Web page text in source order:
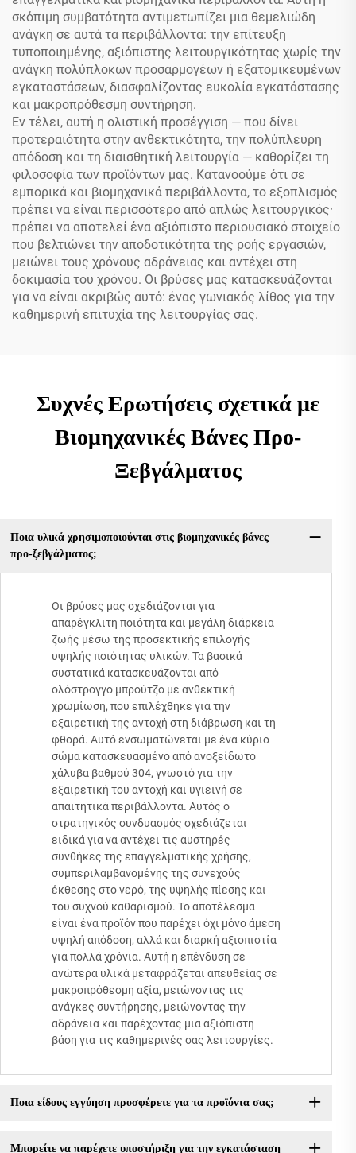
σκόπιμη συμβατότητα αντιμετωπίζει μια θεμελιώδη
ανάγκη σε αυτά τα περιβάλλοντα: την επίτευξη
τυποποιημένης, αξιόπιστης λειτουργικότητας χωρίς την
ανάγκη πολύπλοκων προσαρμογέων ή εξατομικευμένων
εγκαταστάσεων, διασφαλίζοντας ευκολία εγκατάστασης
και μακροπρόθεσμη συντήρηση.
Εν τέλει, αυτή η ολιστική προσέγγιση — που δίνει
προτεραιότητα στην ανθεκτικότητα, την πολύπλευρη
απόδοση και τη διαισθητική λειτουργία — καθορίζει τη
φιλοσοφία των προϊόντων μας. Κατανοούμε ότι σε
εμπορικά και βιομηχανικά περιβάλλοντα, το εξοπλισμός
πρέπει να είναι περισσότερο από απλώς λειτουργικός·
πρέπει να αποτελεί ένα αξιόπιστο περιουσιακό στοιχείο
που βελτιώνει την αποδοτικότητα της ροής εργασιών,
μειώνει τους χρόνους αδράνειας και αντέχει στη
δοκιμασία του χρόνου. Οι βρύσες μας κατασκευάζονται
για να είναι ακριβώς αυτό: ένας γωνιακός λίθος για την
καθημερινή επιτυχία της λειτουργίας σας.
Συχνές Ερωτήσεις σχετικά με
Βιομηχανικές Βάνες Προ-
Ξεβγάλματος
Ποια υλικά χρησιμοποιούνται στις βιομηχανικές βάνες
προ-ξεβγάλματος;
Οι βρύσες μας σχεδιάζονται για
απαρέγκλιτη ποιότητα και μεγάλη διάρκεια
ζωής μέσω της προσεκτικής επιλογής
υψηλής ποιότητας υλικών. Τα βασικά
συστατικά κατασκευάζονται από
ολόστρογγο μπρούτζο με ανθεκτική
χρωμίωση, που επιλέχθηκε για την
εξαιρετική της αντοχή στη διάβρωση και τη
φθορά. Αυτό ενσωματώνεται με ένα κύριο
σώμα κατασκευασμένο από ανοξείδωτο
χάλυβα βαθμού 304, γνωστό για την
εξαιρετική του αντοχή και υγιεινή σε
απαιτητικά περιβάλλοντα. Αυτός ο
στρατηγικός συνδυασμός σχεδιάζεται
ειδικά για να αντέχει τις αυστηρές
συνθήκες της επαγγελματικής χρήσης,
συμπεριλαμβανομένης της συνεχούς
έκθεσης στο νερό, της υψηλής πίεσης και
του συχνού καθαρισμού. Το αποτέλεσμα
είναι ένα προϊόν που παρέχει όχι μόνο άμεση
υψηλή απόδοση, αλλά και διαρκή αξιοπιστία
για πολλά χρόνια. Αυτή η επένδυση σε
ανώτερα υλικά μεταφράζεται απευθείας σε
μακροπρόθεσμη αξία, μειώνοντας τις
ανάγκες συντήρησης, μειώνοντας την
αδράνεια και παρέχοντας μια αξιόπιστη
βάση για τις καθημερινές σας λειτουργίες.
Ποια είδους εγγύηση προσφέρετε για τα προϊόντα σας;
Μπορείτε να παρέχετε υποστήριξη για την εγκατάσταση